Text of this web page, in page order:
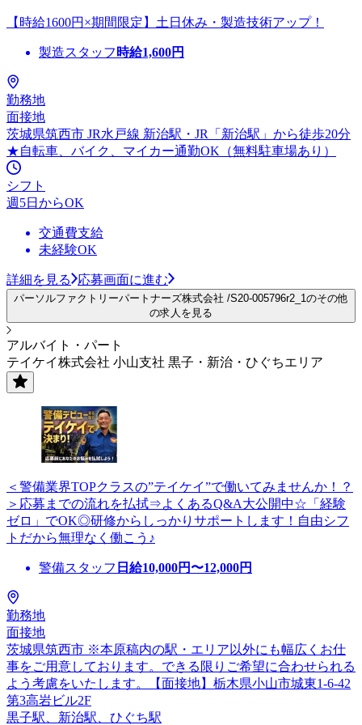
【時給1600円×期間限定】土日休み・製造技術アップ！
製造スタッフ 時給1,600円
勤務地
面接地
茨城県筑西市 JR水戸線 新治駅・JR「新治駅」から徒歩20分
★自転車、バイク、マイカー通勤OK（無料駐車場あり）
シフト
週5日からOK
交通費支給
未経験OK
詳細を見る 応募画面に進む
パーソルファクトリーパートナーズ株式会社 /S20-005796r2_1のその他
の求人を見る
アルバイト・パート
テイケイ株式会社 小山支社 黒子・新治・ひぐちエリア
＜警備業界TOPクラスの”テイケイ”で働いてみませんか！？
＞応募までの流れを払拭⇒よくあるQ&A大公開中☆「経験
ゼロ」でOK◎研修からしっかりサポートします！自由シフ
トだから無理なく働こう♪
警備スタッフ 日給10,000円〜12,000円
勤務地
面接地
茨城県筑西市 ※本原稿内の駅・エリア以外にも幅広くお仕
事をご用意しております。できる限りご希望に合わせられる
よう考慮をいたします。【面接地】栃木県小山市城東1-6-42
第3高岩ビル2F
黒子駅、新治駅、ひぐち駅